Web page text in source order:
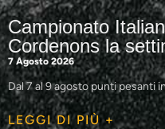
Campionato
Cordenons la
7 Agosto 2026
Dal 7 al 9 agosto punti pesanti
LEGGI DI PIÙ +